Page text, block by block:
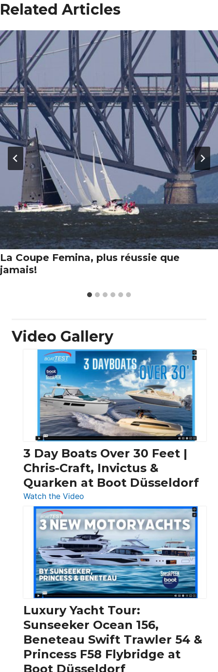
Related Articles
La Coupe Femina, plus réussie que
jamais!
Video Gallery
3 Day Boats Over 30 Feet |
Chris-Craft, Invictus &
Quarken at Boot Düsseldorf
Watch the Video
3
Day
Boats
Over
30
Feet
|
Chris-
Craft,
Invictus
&
Quarken
at
Boot
Luxury Yacht Tour:
Sunseeker Ocean 156,
Beneteau Swift Trawler 54 &
Princess F58 Flybridge at
Boot Düsseldorf